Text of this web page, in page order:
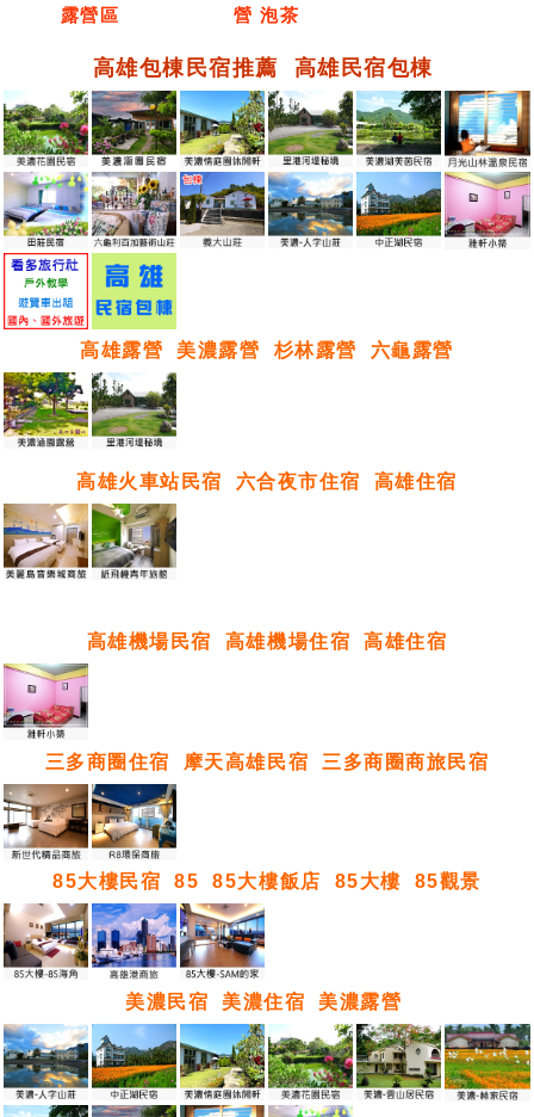
露營區
營 泡茶
高雄包棟民宿推薦 高雄民宿包棟
高雄露營 美濃露營 杉林露營 六龜露營
高雄火車站民宿 六合夜市住宿 高雄住宿
高雄機場民宿 高雄機場住宿 高雄住宿
三多商圈住宿 摩天高雄民宿 三多商圈商旅民宿
85大樓民宿 85 85大樓飯店 85大樓 85觀景
美濃民宿 美濃住宿 美濃露營